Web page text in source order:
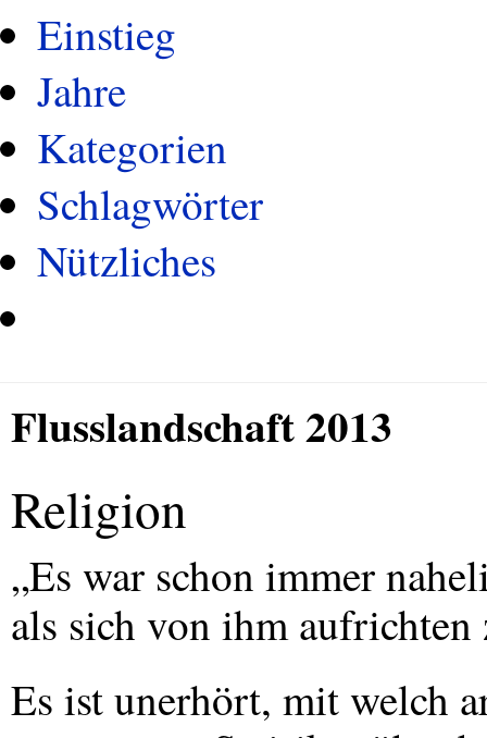
Einstieg
Jahre
Kategorien
Schlagwörter
Nützliches
Flusslandschaft 2013
Religion
„Es war schon immer
als sich von ihm aufrichten
Es ist unerhört, mit welch